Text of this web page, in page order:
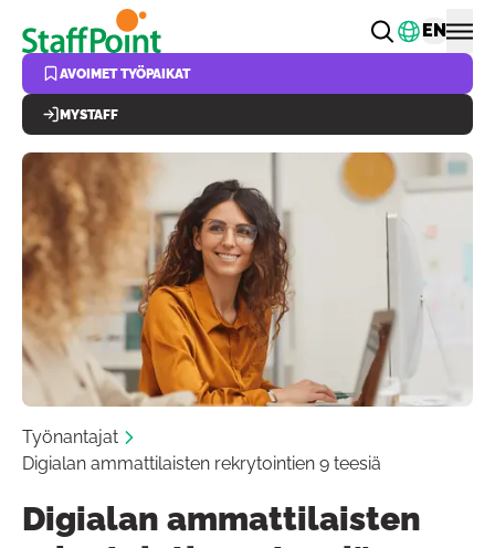
Hyppää pääsisältöön Vaihda
EN
AVOIMET TYÖPAIKAT
MYSTAFF
Työnantajat
Digialan ammattilaisten rekrytointien 9 teesiä
Digialan ammattilaisten